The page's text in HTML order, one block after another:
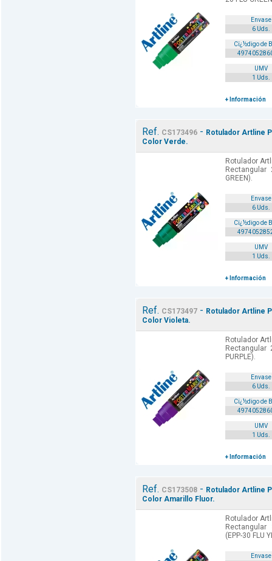
Envase
6 Uds.
Cï¿½digo de
UMV
1 Uds.
+ Información
Ref. CS173496- Rotulador Artline
Color Verde.
Rotulador
Rectangular
GREEN).
Envase
6 Uds.
Cï¿½digo de
UMV
1 Uds.
+ Información
Ref. CS173497- Rotulador Artline
Color Violeta.
Rotulador
Rectangular
PURPLE).
Envase
6 Uds.
Cï¿½digo de
UMV
1 Uds.
+ Información
Ref. CS173508- Rotulador Artline
Color Amarillo Fluor.
Rotulador
(EPP-30 FLU
Envase